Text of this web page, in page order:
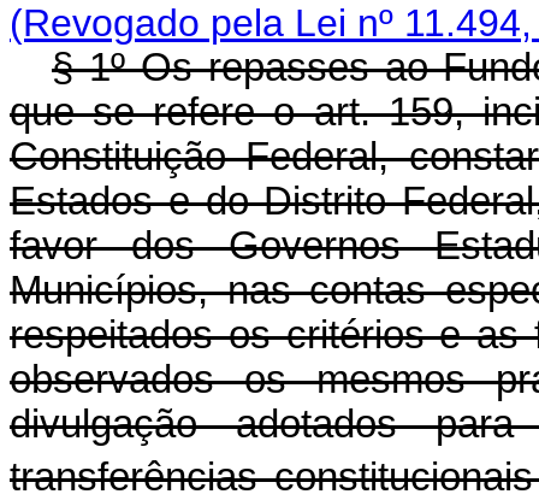
(Revogado pela Lei nº
§ 1º Os repasses ao
que se refere o art. 159,
Constituição Federal,
Estados e do Distrito
favor dos Governos
Municípios, nas contas
respeitados os critérios e as
observados os mesmos
divulgação adotados
transferências